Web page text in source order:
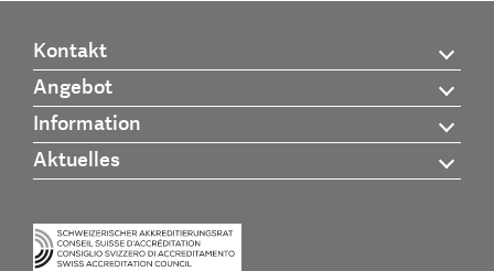
Kontakt
Angebot
Information
Aktuelles